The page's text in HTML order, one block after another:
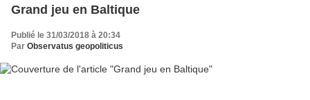
Grand jeu en Baltique
Publié le 31/03/2018 à 20:34
Par Observatus geopoliticus